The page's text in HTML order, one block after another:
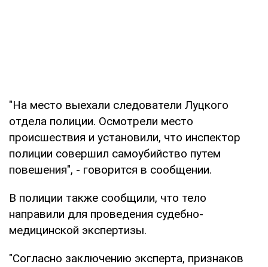
"На место выехали следователи Луцкого
отдела полиции. Осмотрели место
происшествия и установили, что инспектор
полиции совершил самоубийство путем
повешения", - говорится в сообщении.
В полиции также сообщили, что тело
направили для проведения судебно-
медицинской экспертизы.
"Согласно заключению эксперта, признаков